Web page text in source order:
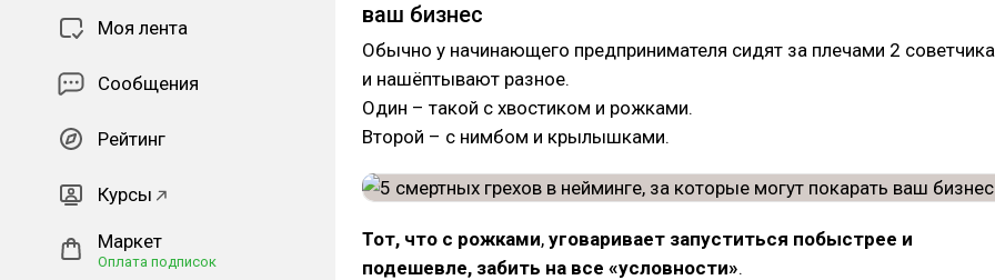
Моя лента
Сообщения
Рейтинг
Курсы
Маркет
Оплата подписок
ваш бизнес
Обычно у начинающего предпринимателя сидят за плечами 2 советчика
и нашёптывают разное.
Один – такой с хвостиком и рожками.
Второй – с нимбом и крылышками.
Тот, что с рожками, уговаривает запуститься побыстрее и
подешевле, забить на все «условности».